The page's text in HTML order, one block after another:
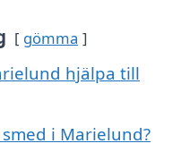
gömma
hjälpa till
i Marielund?